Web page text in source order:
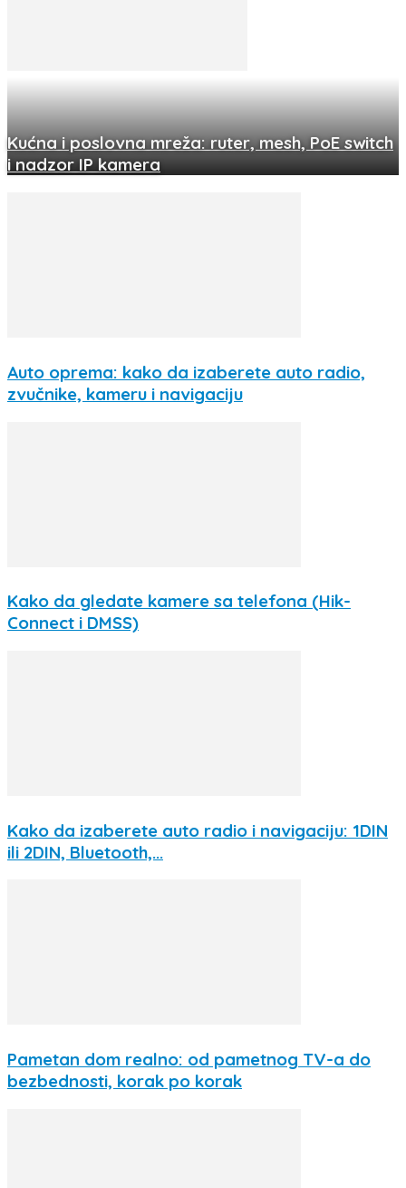
Kućna i poslovna mreža: ruter, mesh, PoE switch
i nadzor IP kamera
Auto oprema: kako da izaberete auto radio,
zvučnike, kameru i navigaciju
Kako da gledate kamere sa telefona (Hik-
Connect i DMSS)
Kako da izaberete auto radio i navigaciju: 1DIN
ili 2DIN, Bluetooth,...
Pametan dom realno: od pametnog TV-a do
bezbednosti, korak po korak